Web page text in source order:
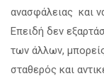
ανασφάλειας και
Επειδή δεν
των άλλων,
σταθερός και